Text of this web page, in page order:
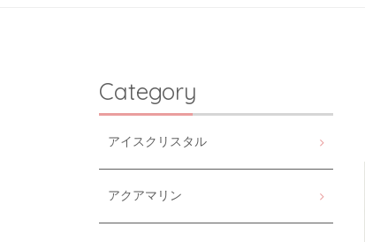
Category
アイスクリスタル
アクアマリン